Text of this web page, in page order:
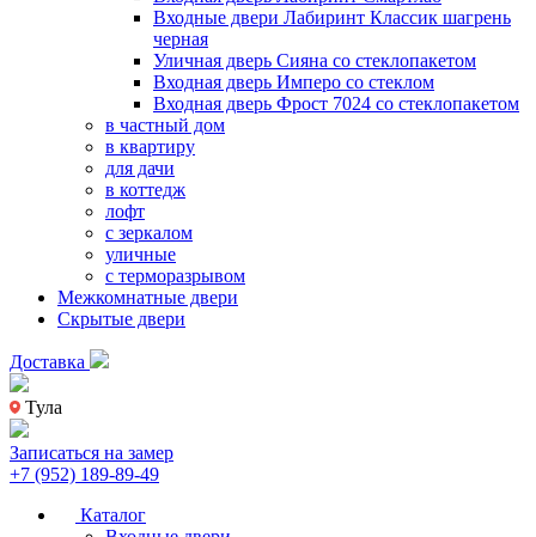
Входные двери Лабиринт Классик шагрень
черная
Уличная дверь Сияна со стеклопакетом
Входная дверь Имперо со стеклом
Входная дверь Фрост 7024 со стеклопакетом
в частный дом
в квартиру
для дачи
в коттедж
лофт
с зеркалом
уличные
с терморазрывом
Межкомнатные двери
Скрытые двери
Доставка
Тула
Записаться на замер
+7 (952) 189-89-49
Каталог